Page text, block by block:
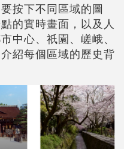
按下不同區域的圖
的實時畫面，以及人
中心、祇園、嵯峨、
紹每個區域的歷史背